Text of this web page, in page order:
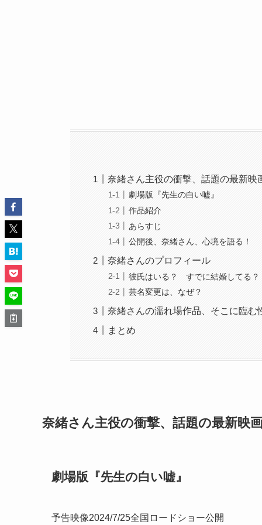
奈緒さん主役の衝撃、話題の最新映
劇場版『先生の白い嘘』
作品紹介
あらすじ
公開後、奈緒さん、心境を語る！
奈緒さんのプロフィール
彼氏はいる？ すでに結婚してる？
芸名変更は、なぜ？
奈緒さんの濡れ場作品、そこに臨む
まとめ
奈緒さん主役の衝撃、話題の最新映
劇場版『先生の白い嘘』
予告映像2024/7/25全国ロードショー公開